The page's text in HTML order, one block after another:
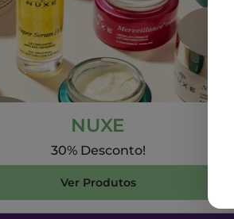
NUXE
30% Desconto!
Ver Produtos